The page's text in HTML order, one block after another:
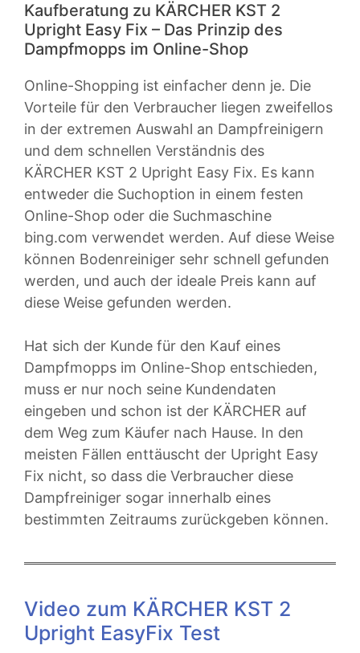
Kaufberatung zu KÄRCHER KST 2
Upright Easy Fix – Das Prinzip des
Dampfmopps im Online-Shop
Online-Shopping ist einfacher denn je. Die
Vorteile für den Verbraucher liegen zweifellos
in der extremen Auswahl an Dampfreinigern
und dem schnellen Verständnis des
KÄRCHER KST 2 Upright Easy Fix. Es kann
entweder die Suchoption in einem festen
Online-Shop oder die Suchmaschine
bing.com verwendet werden. Auf diese Weise
können Bodenreiniger sehr schnell gefunden
werden, und auch der ideale Preis kann auf
diese Weise gefunden werden.
Hat sich der Kunde für den Kauf eines
Dampfmopps im Online-Shop entschieden,
muss er nur noch seine Kundendaten
eingeben und schon ist der KÄRCHER auf
dem Weg zum Käufer nach Hause. In den
meisten Fällen enttäuscht der Upright Easy
Fix nicht, so dass die Verbraucher diese
Dampfreiniger sogar innerhalb eines
bestimmten Zeitraums zurückgeben können.
Video zum KÄRCHER KST 2
Upright EasyFix Test